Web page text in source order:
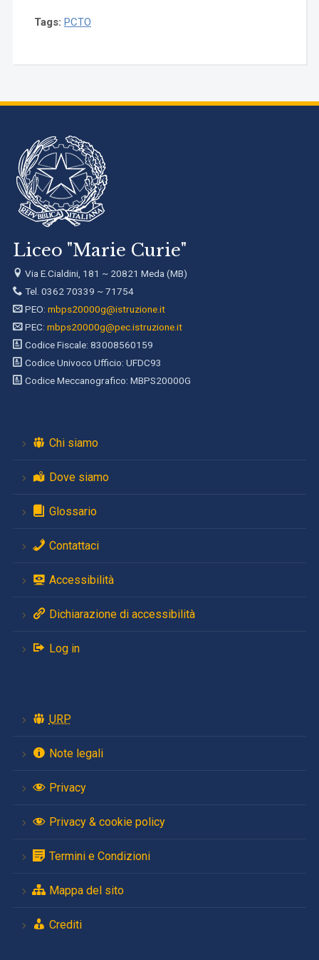
Tags: PCTO
Liceo "Marie Curie"
Via E.Cialdini, 181 ~ 20821 Meda (MB)
Tel. 0362 70339 ~ 71754
PEO: mbps20000g@istruzione.it
PEC: mbps20000g@pec.istruzione.it
Codice Fiscale: 83008560159
Codice Univoco Ufficio: UFDC93
Codice Meccanografico: MBPS20000G
Chi siamo
Dove siamo
Glossario
Contattaci
Accessibilità
Dichiarazione di accessibilità
Log in
URP
Note legali
Privacy
Privacy & cookie policy
Termini e Condizioni
Mappa del sito
Crediti